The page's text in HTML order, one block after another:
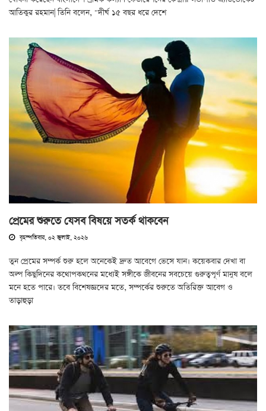
আতিকুর রহমান| তিনি বলেন, "দীর্ঘ ১৫ বছর ধরে দেশে
প্রেমের শুরুতে যেসব বিষয়ে সতর্ক থাকবেন
বৃহস্পতিবার, ০২ জুলাই, ২০২৬
তুন প্রেমের সম্পর্ক শুরু হলে অনেকেই দ্রুত আবেগে ভেসে যান। কয়েকবার দেখা বা
অল্প কিছুদিনের কথোপকথনের মধ্যেই সঙ্গীকে জীবনের সবচেয়ে গুরুত্বপূর্ণ মানুষ বলে
মনে হতে পারে। তবে বিশেষজ্ঞদের মতে, সম্পর্কের শুরুতে অতিরিক্ত আবেগ ও
তাড়াহুড়া